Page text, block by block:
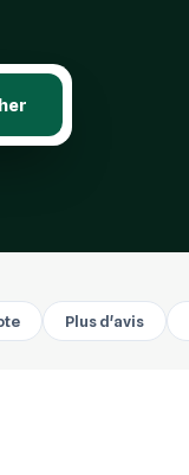
Plus d'avis